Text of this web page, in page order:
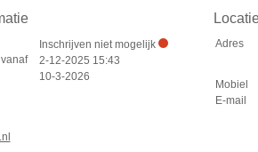
Inschrijven niet mogelijk
2-12-2025 15:43
10-3-2026
Adres
Mobiel
E-mail